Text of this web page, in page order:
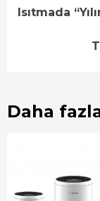
Isıtmada
Daha